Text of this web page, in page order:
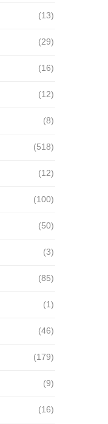
(13)
(29)
(16)
(12)
(8)
(518)
(12)
(100)
(50)
(3)
(85)
(1)
(46)
(179)
(9)
(16)